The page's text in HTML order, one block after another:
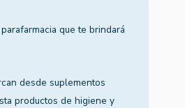
que te brindará
desde suplementos
productos de higiene y